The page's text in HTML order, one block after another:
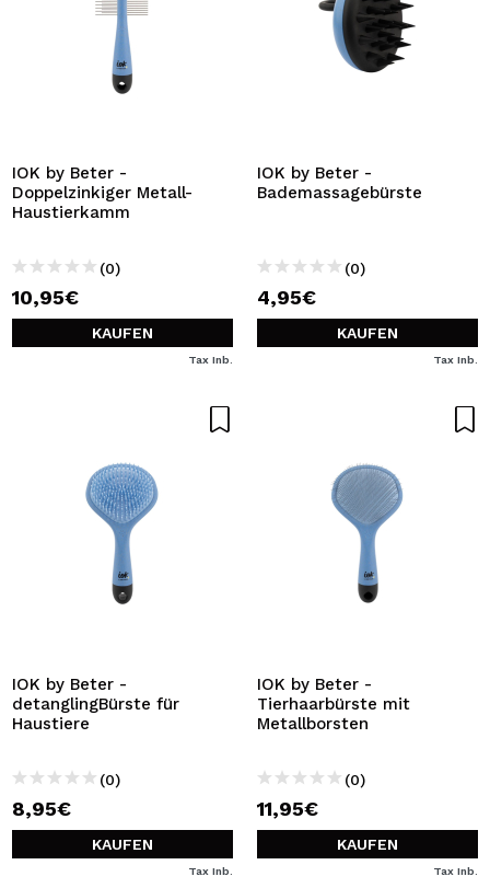
IOK by Beter -
Doppelzinkiger Metall-
Haustierkamm
(0)
10,95€
KAUFEN
Tax Inb.
IOK by Beter -
Bademassagebürste
(0)
4,95€
KAUFEN
Tax Inb.
IOK by Beter -
detanglingBürste für
Haustiere
(0)
8,95€
KAUFEN
Tax Inb.
IOK by Beter -
Tierhaarbürste mit
Metallborsten
(0)
11,95€
KAUFEN
Tax Inb.